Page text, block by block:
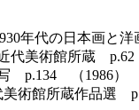
年代の日本画と
代美術館所蔵
p.134 （1986）
美術館所蔵作品選